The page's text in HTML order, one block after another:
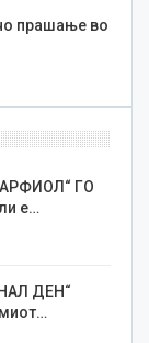
прашање во
ГО
е…
ДЕН“